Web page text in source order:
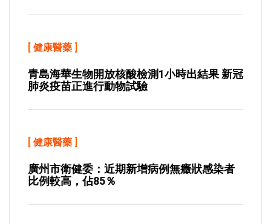
[ 健康醫藥 ]
青島海華生物開放核酸檢測1小時出結果 新冠
肺炎疫苗正進行動物試驗
[ 健康醫藥 ]
廣州市衛健委：近期新增病例無癥狀感染者
比例較高，佔85％